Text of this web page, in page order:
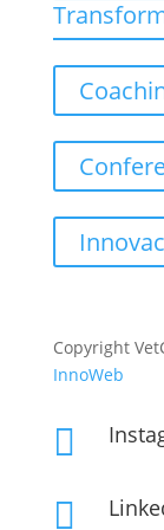
Copyright
InnoWeb

